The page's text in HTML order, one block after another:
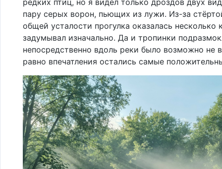
пару серых ворон, пьющих из лужи. Из-за
общей усталости прогулка оказалась несколько
задумывал изначально. Да и тропинки
непосредственно вдоль реки было возможно не
равно впечатления остались самые